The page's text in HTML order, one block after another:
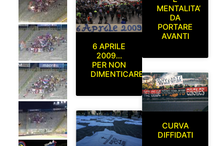
6 APRILE
2009…
PER NON
DIMENTICARE
MENTALITA’
DA
PORTARE
AVANTI
CURVA
DIFFIDATI